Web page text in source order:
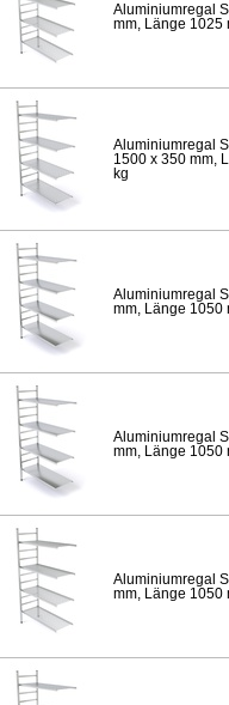
Aluminiumregal
mm, Länge 1025
Aluminiumregal
1500 x 350 mm,
kg
Aluminiumregal
mm, Länge 1050
Aluminiumregal
mm, Länge 1050
Aluminiumregal
mm, Länge 1050